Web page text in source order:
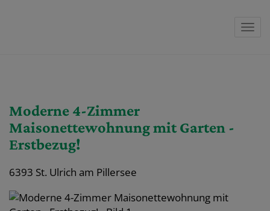
Moderne 4-Zimmer
Maisonettewohnung mit Garten -
Erstbezug!
6393 St. Ulrich am Pillersee